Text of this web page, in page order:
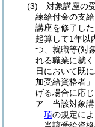
(3)
対象講座の
練給付金の支
講座を修了した
起算して1年以
つ、就職等(対
れる職業に就
日において既
加受給資格者
げる場合に応
ア
当該対象
項の規定に